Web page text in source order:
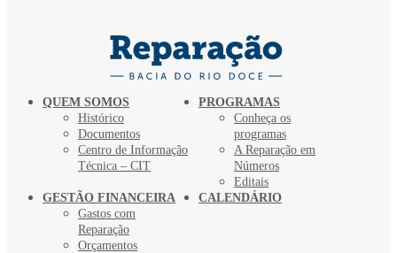
QUEM SOMOS
Histórico
Documentos
Centro de Informação
Técnica – CIT
PROGRAMAS
Conheça os
programas
A Reparação em
Números
Editais
GESTÃO FINANCEIRA
Gastos com
Reparação
Orçamentos
CALENDÁRIO